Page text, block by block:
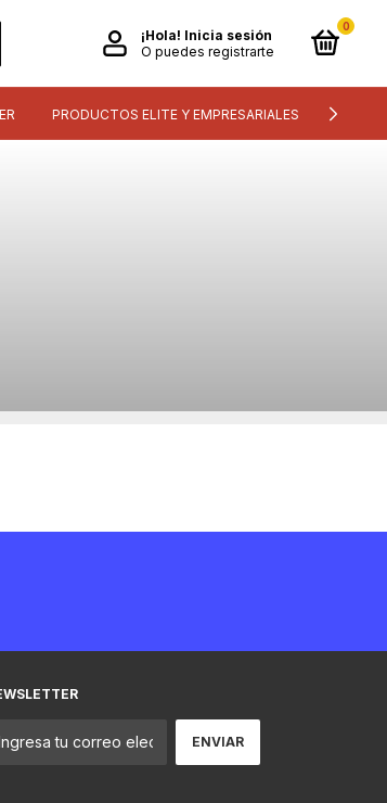
¡Hola! Inicia sesión
O puedes registrarte
0
PRODUCTOS ELITE Y EMPRESARIALES